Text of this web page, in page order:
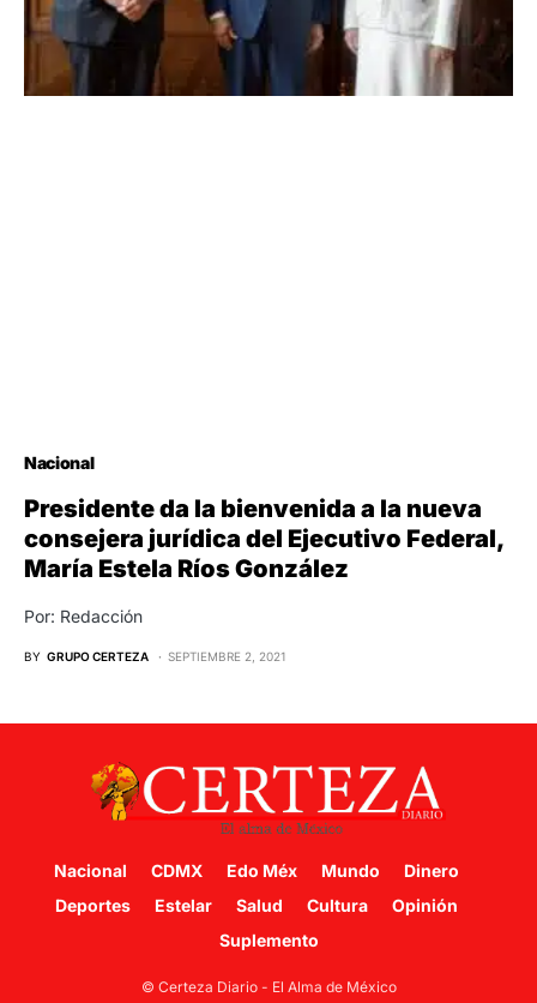
Nacional
Presidente da la bienvenida a la nueva
consejera jurídica del Ejecutivo Federal,
María Estela Ríos González
Por: Redacción
BY GRUPO CERTEZA SEPTIEMBRE 2, 2021
Nacional CDMX Edo Méx Mundo
Dinero
Deportes
Estelar Salud Cultura
Opinión
Suplemento
© Certeza Diario - El Alma de México